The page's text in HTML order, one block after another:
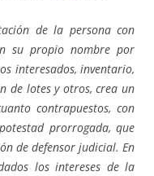
de la persona con
su propio nombre por
interesados, inventario,
de lotes y otros, crea un
contrapuestos, con
prorrogada, que
de defensor judicial. En
los intereses de la